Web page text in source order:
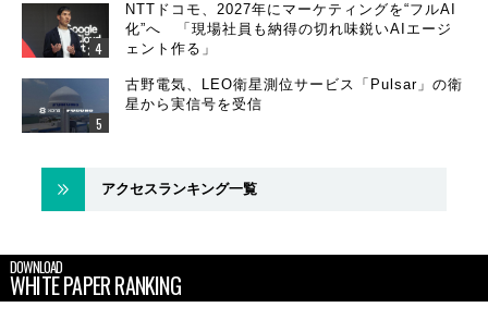
NTTドコモ、2027年にマーケティングを“フルAI
化”へ 「現場社員も納得の切れ味鋭いAIエージ
ェント作る」
古野電気、LEO衛星測位サービス「Pulsar」の衛
星から実信号を受信
アクセスランキング一覧
DOWNLOAD
WHITE PAPER RANKING